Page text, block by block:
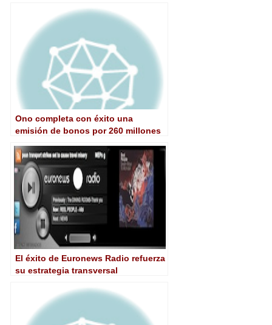
Ono completa con éxito una
emisión de bonos por 260 millones
El éxito de Euronews Radio refuerza
su estrategia transversal